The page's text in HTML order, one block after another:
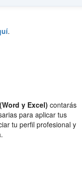
.
y Excel) contarás
para aplicar tus
tu perfil profesional y